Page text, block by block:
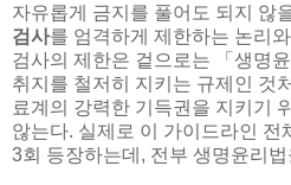
자유롭게 금지를 풀어도 되지 않
검사를 엄격하게 제한하는 논리
검사의 제한은 겉으로는 「생명
취지를 철저히 지키는 규제인 것
료계의 강력한 기득권을 지키기
않는다. 실제로 이 가이드라인 전
3회 등장하는데, 전부 생명윤리